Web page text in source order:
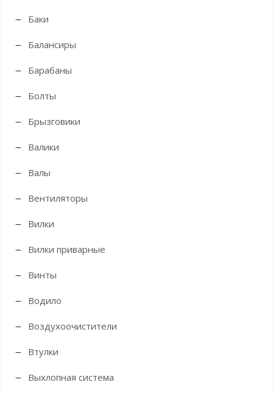
Баки
Балансиры
Барабаны
Болты
Брызговики
Валики
Валы
Вентиляторы
Вилки
Вилки приварные
Винты
Водило
Воздухоочистители
Втулки
Выхлопная система